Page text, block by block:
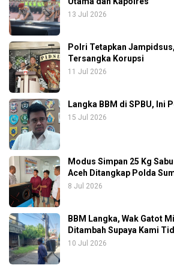
13 Jul 2026
Polri Tetapkan
Tersangka Korupsi
11 Jul 2026
Langka BBM di SPBU, Ini
15 Jul 2026
Modus Simpan 25 Kg
Aceh Ditangkap Polda
8 Jul 2026
BBM Langka, Wak Gatot
Ditambah Supaya Kami
10 Jul 2026